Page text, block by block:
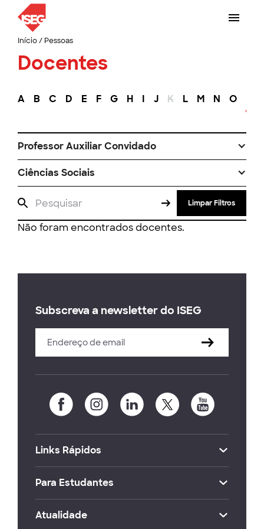
Início/ Pessoas
Docentes
A B C D E F G H I J K L M N O
Professor Auxiliar Convidado
Ciências Sociais
Limpar Filtros
Não foram encontrados docentes.
Subscreva a newsletter do ISEG
Links Rápidos
Para Estudantes
Atualidade